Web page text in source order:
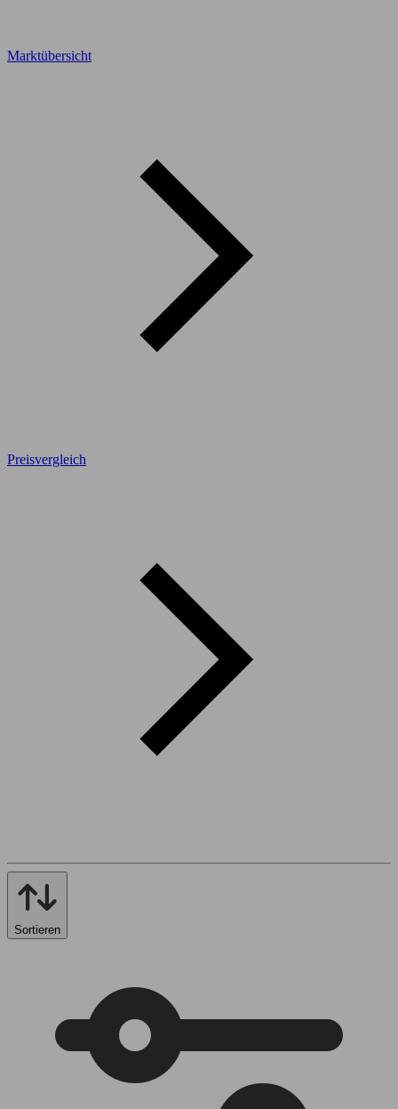
Marktübersicht
Preisvergleich
Sortieren